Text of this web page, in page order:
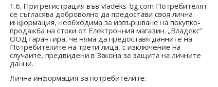
1.6. При регистрация във vladeks-bg.com Потребителят
се съгласява доброволно да предостави своя лична
информация, необходима за извършване на покупко-
продажба на стоки от Електронния магазин. „Владекс”
ООД гарантира, че няма да предоставя данните на
Потребителите на трети лица, с изключение на
случаите, предвидени в Закона за защита на личните
данни.
Лична информация за потребителите: